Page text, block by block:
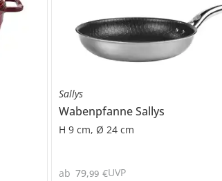
Sallys
WabenpfanneSallys
H 9 cm, Ø 24 cm
ab 79,99 €UVP